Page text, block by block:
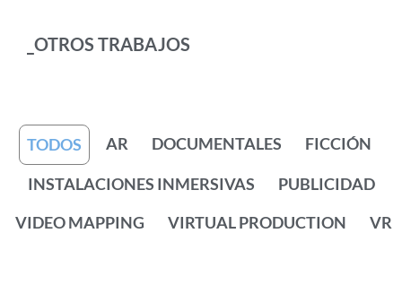
_OTROS TRABAJOS
TODOS AR DOCUMENTALES FICCIÓN
INSTALACIONES INMERSIVAS
PUBLICIDAD
VIDEO MAPPING
VIRTUAL PRODUCTION VR